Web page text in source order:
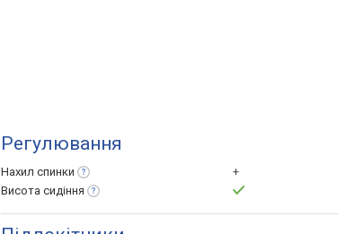
Регулювання
Нахил спинки
+
Висота сидіння